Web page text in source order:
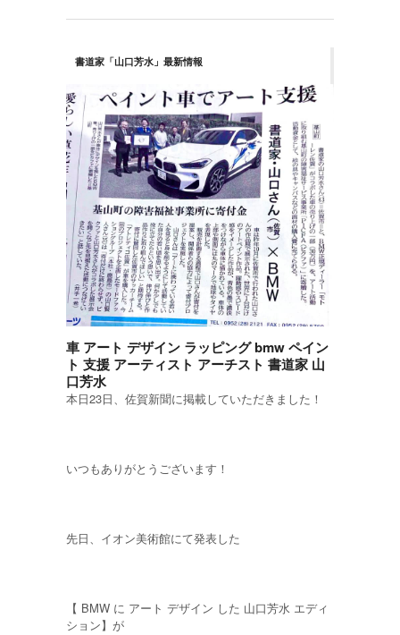
書道家「山口芳水」最新情報
車 アート デザイン ラッピング bmw ペイン
ト 支援 アーティスト アーチスト 書道家 山
口芳水
本日23日、佐賀新聞に掲載していただきました！
いつもありがとうございます！
先日、イオン美術館にて発表した
【 BMW に アート デザイン した 山口芳水 エディ
ション】が